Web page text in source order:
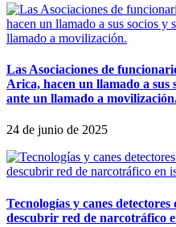
Las Asociaciones de
Arica, hacen un llamado a sus
ante un llamado a
24 de junio de 2025
Tecnologías y canes
descubrir red de narcotráfico